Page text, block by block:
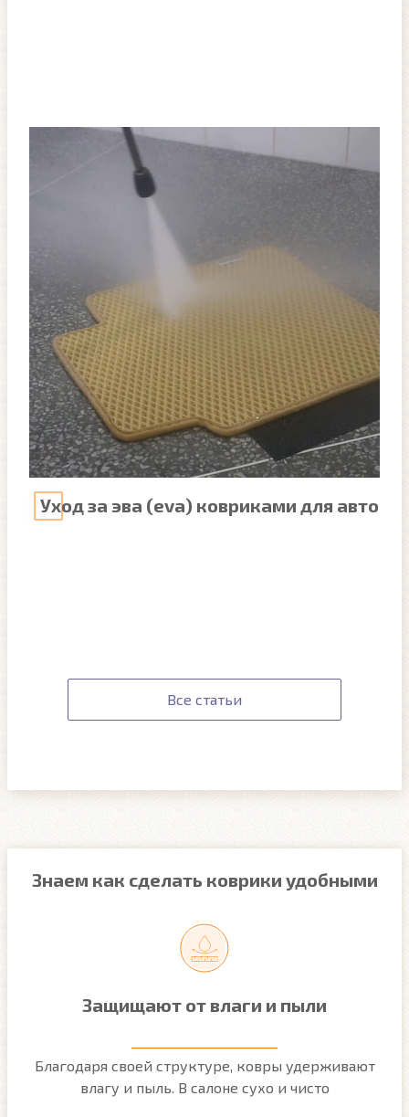
Уход за эва (eva) ковриками для авто
Все статьи
Знаем как сделать коврики удобными
Защищают от влаги и пыли
Благодаря своей структуре, ковры удерживают
влагу и пыль. В салоне сухо и чисто